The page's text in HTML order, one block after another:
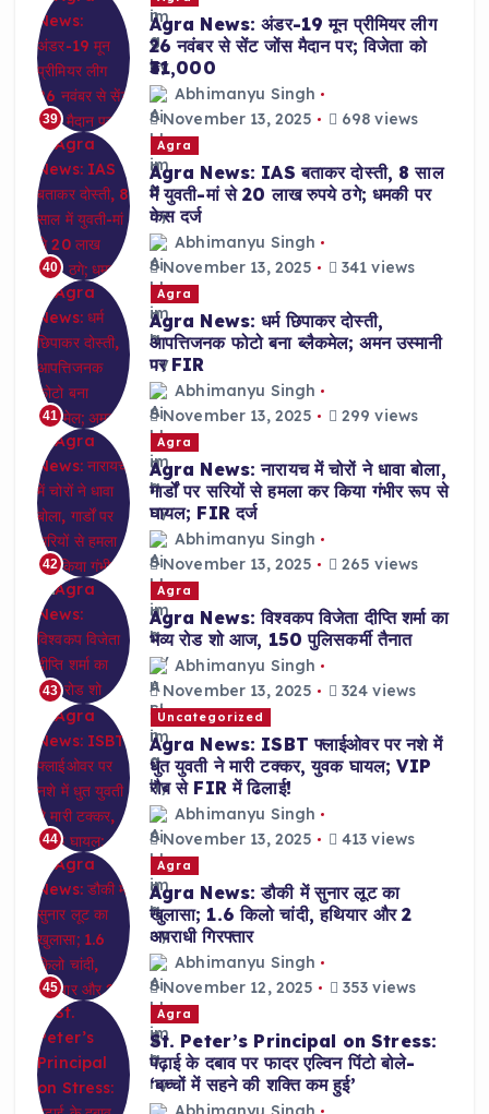
39
Agra News: अंडर-19 मून प्रीमियर लीग
26 नवंबर से सेंट जोंस मैदान पर; विजेता को
₹31,000
Abhimanyu Singh
November 13, 2025
698 views
40
Agra
Agra News: IAS बताकर दोस्ती, 8 साल
में युवती-मां से 20 लाख रुपये ठगे; धमकी पर
केस दर्ज
Abhimanyu Singh
November 13, 2025
341 views
41
Agra
Agra News: धर्म छिपाकर दोस्ती,
आपत्तिजनक फोटो बना ब्लैकमेल; अमन उस्मानी
पर FIR
Abhimanyu Singh
November 13, 2025
299 views
42
Agra
Agra News: नारायच में चोरों ने धावा बोला,
गार्डों पर सरियों से हमला कर किया गंभीर रूप से
घायल; FIR दर्ज
Abhimanyu Singh
November 13, 2025
265 views
43
Agra
Agra News: विश्वकप विजेता दीप्ति शर्मा का
भव्य रोड शो आज, 150 पुलिसकर्मी तैनात
Abhimanyu Singh
November 13, 2025
324 views
44
Uncategorized
Agra News: ISBT फ्लाईओवर पर नशे में
धुत युवती ने मारी टक्कर, युवक घायल; VIP
रौब से FIR में ढिलाई!
Abhimanyu Singh
November 13, 2025
413 views
45
Agra
Agra News: डौकी में सुनार लूट का
खुलासा; 1.6 किलो चांदी, हथियार और 2
अपराधी गिरफ्तार
Abhimanyu Singh
November 12, 2025
353 views
Agra
St. Peter’s Principal on Stress:
पढ़ाई के दबाव पर फादर एल्विन पिंटो बोले-
‘बच्चों में सहने की शक्ति कम हुई’